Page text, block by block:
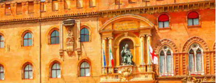
je de pijltjestoetsen omhoog en omlaag, óf door te tikken of swipen.